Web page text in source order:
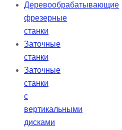
Деревообрабатывающие
фрезерные
станки
Заточные
станки
Заточные
станки
с
вертикальными
дисками